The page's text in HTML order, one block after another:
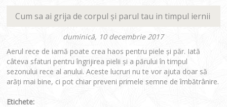
Cum sa ai grija de corpul şi parul tau in timpul iernii
duminică, 10 decembrie 2017
Aerul rece de iarnă poate crea haos pentru piele şi păr. Iată
câteva sfaturi pentru îngrijirea pielii și a părului în timpul
sezonului rece al anului. Aceste lucruri nu te vor ajuta doar să
arăți mai bine, ci pot chiar preveni primele semne de îmbătrânire.
Etichete: